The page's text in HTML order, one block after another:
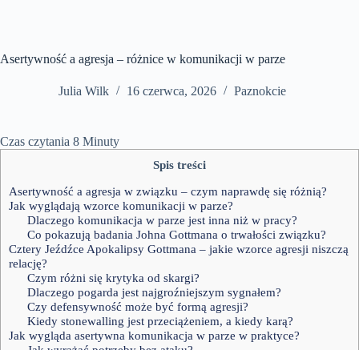
Asertywność a agresja – różnice w komunikacji w parze
Julia Wilk 16 czerwca, 2026 Paznokcie
Czas czytania 8 Minuty
Spis treści
Asertywność a agresja w związku – czym naprawdę się różnią?
Jak wyglądają wzorce komunikacji w parze?
Dlaczego komunikacja w parze jest inna niż w pracy?
Co pokazują badania Johna Gottmana o trwałości związku?
Cztery Jeźdźce Apokalipsy Gottmana – jakie wzorce agresji niszczą
relację?
Czym różni się krytyka od skargi?
Dlaczego pogarda jest najgroźniejszym sygnałem?
Czy defensywność może być formą agresji?
Kiedy stonewalling jest przeciążeniem, a kiedy karą?
Jak wygląda asertywna komunikacja w parze w praktyce?